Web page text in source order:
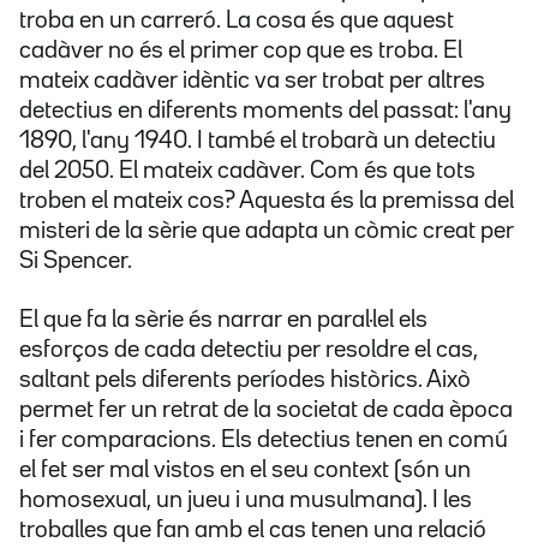
troba en un carreró. La cosa és que aquest
cadàver no és el primer cop que es troba. El
mateix cadàver idèntic va ser trobat per altres
detectius en diferents moments del passat: l'any
1890, l'any 1940. I també el trobarà un detectiu
del 2050. El mateix cadàver. Com és que tots
troben el mateix cos? Aquesta és la premissa del
misteri de la sèrie que adapta un còmic creat per
Si Spencer.
El que fa la sèrie és narrar en paral·lel els
esforços de cada detectiu per resoldre el cas,
saltant pels diferents períodes històrics. Això
permet fer un retrat de la societat de cada època
i fer comparacions. Els detectius tenen en comú
el fet ser mal vistos en el seu context (són un
homosexual, un jueu i una musulmana). I les
troballes que fan amb el cas tenen una relació